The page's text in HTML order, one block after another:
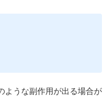
ような副作用が出る場合が